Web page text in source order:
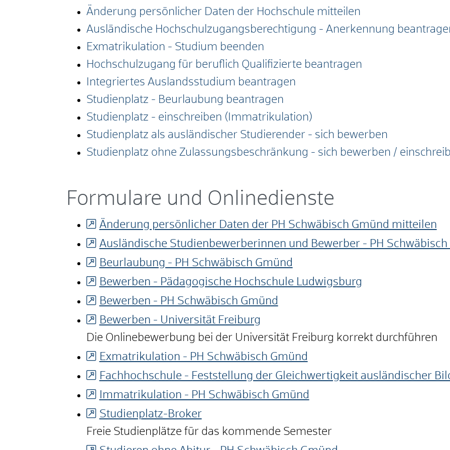
Änderung persönlicher Daten der Hochschule mitteilen
Ausländische Hochschulzugangsberechtigung - Anerkennung
Exmatrikulation - Studium beenden
Hochschulzugang für beruflich Qualifizierte beantragen
Integriertes Auslandsstudium beantragen
Studienplatz - Beurlaubung beantragen
Studienplatz - einschreiben (Immatrikulation)
Studienplatz als ausländischer Studierender - sich bewerben
Studienplatz ohne Zulassungsbeschränkung - sich bewerben /
Formulare und Onlinedienste
Änderung persönlicher Daten der PH Schwäbisch Gmünd mitteilen
Ausländische Studienbewerberinnen und Bewerber - PH Schwäbisch
Beurlaubung - PH Schwäbisch Gmünd
Bewerben - Pädagogische Hochschule Ludwigsburg
Bewerben - PH Schwäbisch Gmünd
Bewerben - Universität Freiburg
Die Onlinebewerbung bei der Universität Freiburg korrekt durchführen
Exmatrikulation - PH Schwäbisch Gmünd
Fachhochschule - Feststellung der Gleichwertigkeit ausländischer
Immatrikulation - PH Schwäbisch Gmünd
Studienplatz-Broker
Freie Studienplätze für das kommende Semester